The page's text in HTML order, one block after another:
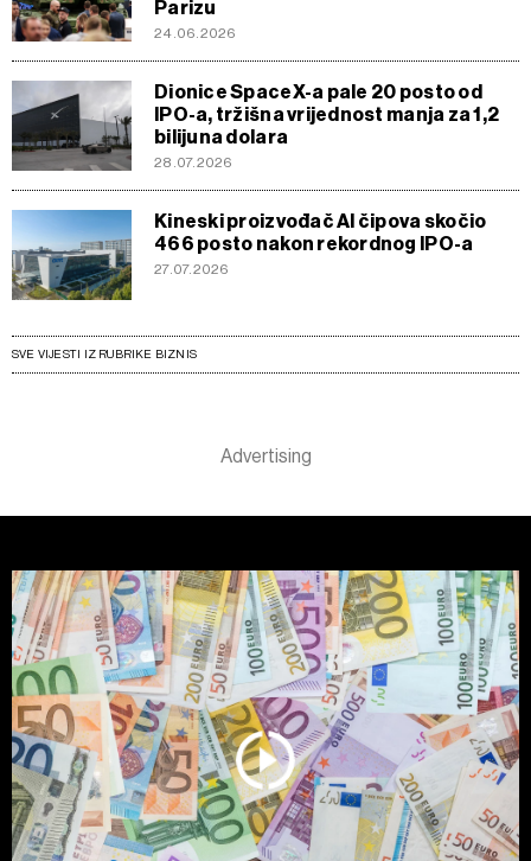
Parizu
24.06.2026
Dionice SpaceX-a pale 20 posto od
IPO-a, tržišna vrijednost manja za 1,2
bilijuna dolara
28.07.2026
Kineski proizvođač AI čipova skočio
466 posto nakon rekordnog IPO-a
27.07.2026
SVE VIJESTI IZ RUBRIKE BIZNIS